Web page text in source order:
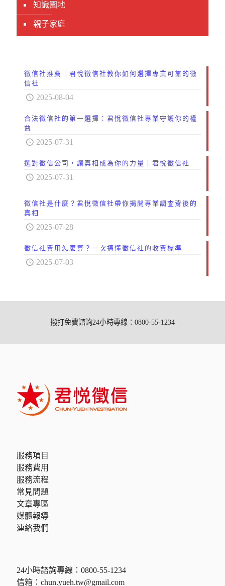
知識園地
親子家庭
徵信社推薦｜君悅徵信社教你如何選擇專業可靠的徵
信社
2025-08-04
合法徵信社的第一選擇：君悅徵信社專業守護你的權
益
2025-07-31
選對徵信公司，讓真相成為你的力量｜君悅徵信社
2025-07-31
徵信社是什麼？君悅徵信社帶你揭開專業調查背後的
真相
2025-07-28
徵信社費用怎麼算？一次搞懂徵信社的收費標準
2025-07-03
撥打免費諮詢24小時專線：0800-55-1234
服務項目
服務費用
服務流程
常見問題
文章專區
媒體報導
連絡我們
24小時諮詢專線： 0800-55-1234
信箱： chun.yueh.tw@gmail.com